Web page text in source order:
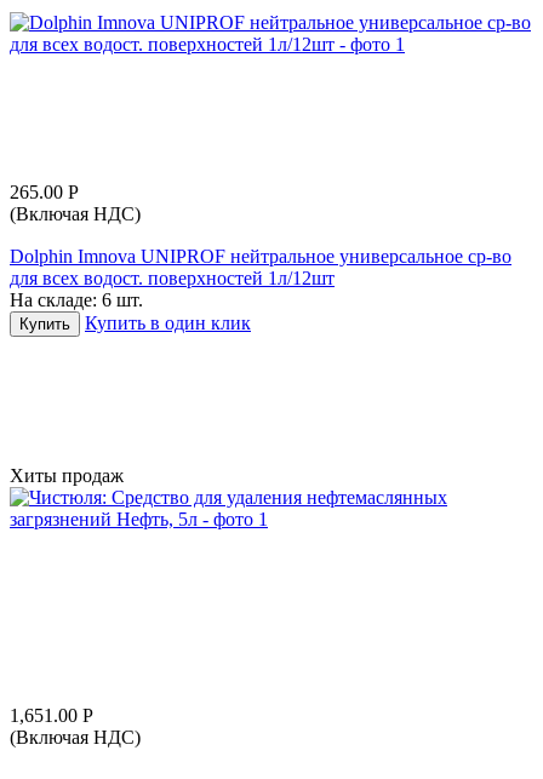
265.00 Р
(Включая НДС)
Dolphin Imnova UNIPROF нейтральное универсальное ср-во
для всех водост. поверхностей 1л/12шт
На складе: 6 шт.
Купить Купить в один клик
Хиты продаж
1,651.00 Р
(Включая НДС)